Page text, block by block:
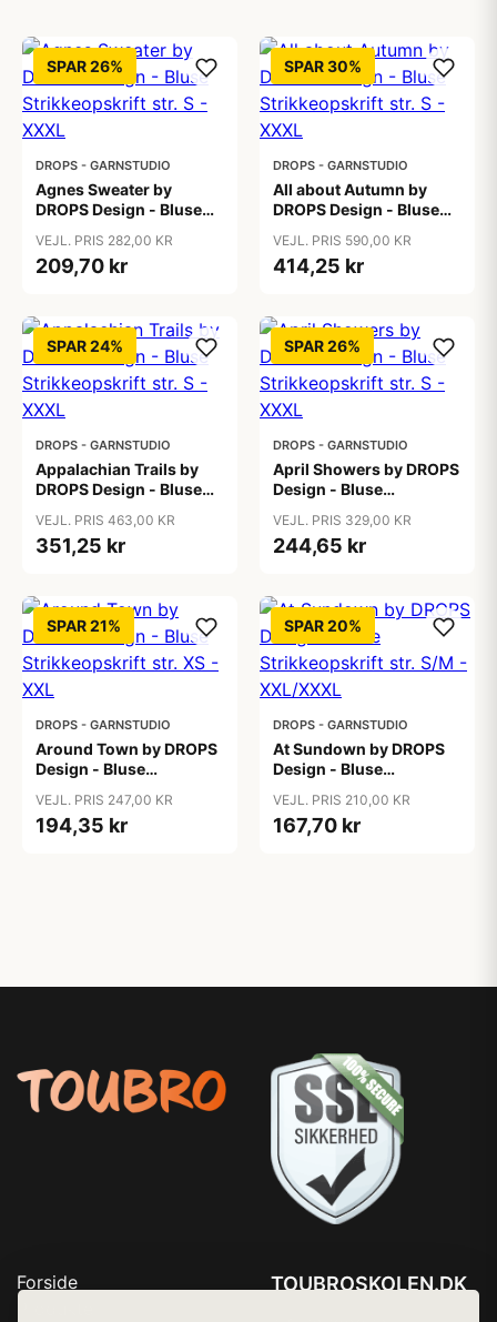
SPAR 26%
DROPS - GARNSTUDIO
Agnes Sweater by
DROPS Design - Bluse
XXXL
VEJL. PRIS 282,00 KR
209,70 kr
SPAR 30%
DROPS - GARNSTUDIO
All about Autumn by
DROPS Design - Bluse
XXXL
VEJL. PRIS 590,00 KR
414,25 kr
SPAR 24%
DROPS - GARNSTUDIO
Appalachian Trails by
DROPS Design - Bluse
XXXL
VEJL. PRIS 463,00 KR
351,25 kr
SPAR 26%
DROPS - GARNSTUDIO
April Showers by DROPS
Design - Bluse
XXXL
VEJL. PRIS 329,00 KR
244,65 kr
SPAR 21%
DROPS - GARNSTUDIO
Around Town by DROPS
Design - Bluse
XXL
VEJL. PRIS 247,00 KR
194,35 kr
SPAR 20%
DROPS - GARNSTUDIO
At Sundown by DROPS
Design - Bluse
XXL/XXXL
VEJL. PRIS 210,00 KR
167,70 kr
Forside
TOUBROSKOLEN.DK